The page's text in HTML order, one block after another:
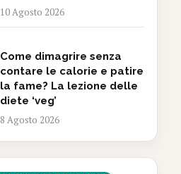
10 Agosto 2026
Come dimagrire senza
contare le calorie e patire
la fame? La lezione delle
diete ‘veg’
8 Agosto 2026